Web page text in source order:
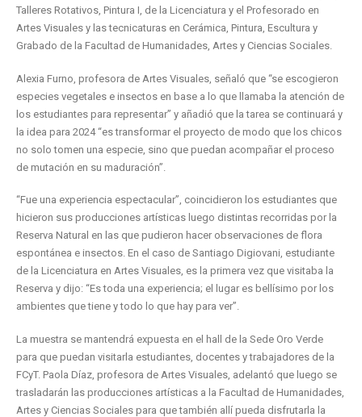
Talleres Rotativos, Pintura I, de la Licenciatura y el Profesorado en
Artes Visuales y las tecnicaturas en Cerámica, Pintura, Escultura y
Grabado de la Facultad de Humanidades, Artes y Ciencias Sociales.
Alexia Furno, profesora de Artes Visuales, señaló que “se escogieron
especies vegetales e insectos en base a lo que llamaba la atención de
los estudiantes para representar” y añadió que la tarea se continuará y
la idea para 2024 “es transformar el proyecto de modo que los chicos
no solo tomen una especie, sino que puedan acompañar el proceso
de mutación en su maduración”.
“Fue una experiencia espectacular”, coincidieron los estudiantes que
hicieron sus producciones artísticas luego distintas recorridas por la
Reserva Natural en las que pudieron hacer observaciones de flora
espontánea e insectos. En el caso de Santiago Digiovani, estudiante
de la Licenciatura en Artes Visuales, es la primera vez que visitaba la
Reserva y dijo: “Es toda una experiencia; el lugar es bellísimo por los
ambientes que tiene y todo lo que hay para ver”.
La muestra se mantendrá expuesta en el hall de la Sede Oro Verde
para que puedan visitarla estudiantes, docentes y trabajadores de la
FCyT. Paola Díaz, profesora de Artes Visuales, adelantó que luego se
trasladarán las producciones artísticas a la Facultad de Humanidades,
Artes y Ciencias Sociales para que también allí pueda disfrutarla la